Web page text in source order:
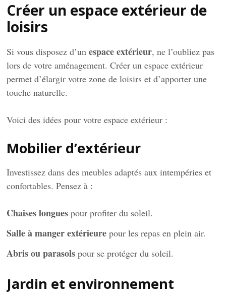
Créer un espace extérieur de
loisirs
Si vous disposez d’unespace extérieur, ne l’oubliez pas
lors de votre aménagement. Créer un espace extérieur
permet d’élargir votre zone de loisirs et d’apporter une
touche naturelle.
Voici des idées pour votre espace extérieur :
Mobilier d’extérieur
Investissez dans des meubles adaptés aux intempéries et
confortables. Pensez à :
Chaises longues pour profiter du soleil.
Salle à manger extérieure pour les repas en plein air.
Abris ou parasols pour se protéger du soleil.
Jardin et environnement